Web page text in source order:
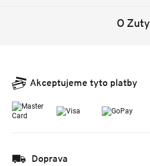
O Zuty
Akceptujeme tyto platby
Doprava